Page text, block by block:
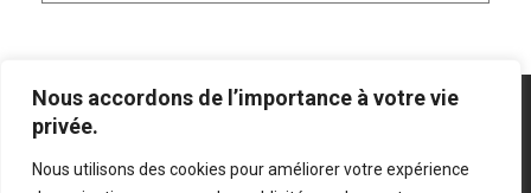
Nous accordons de l’importance à votre vie
privée.
Nous utilisons des cookies pour améliorer votre expérience
Mentions légales Politique de confidentialité